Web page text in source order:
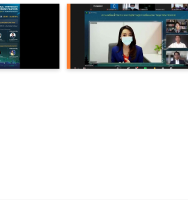
หรือก่อคดีที่เป็นภัยต่อความสงบสุขหรือไม่ ซึ่งไ
ละผู้ต้องหาคดียาเสพติดมักจะได้รับสิทธิช่วยเหลือ
าวหาเป็นเกณฑ์ว่าจะให้ปล่อยตัวหรือไม่
วยเหลือผู้ถูกละเมิดสิทธิมนุษยชนซึ่งพบว่า ผู้ที่ไม่